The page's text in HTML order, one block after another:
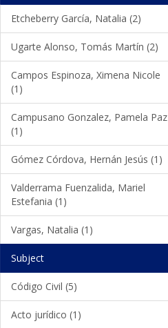
Etcheberry García, Natalia (2)
Ugarte Alonso, Tomás Martín (2)
Campos Espinoza, Ximena Nicole
(1)
Campusano Gonzalez, Pamela Paz
(1)
Gómez Córdova, Hernán Jesús (1)
Valderrama Fuenzalida, Mariel
Estefania (1)
Vargas, Natalia (1)
Subject
Código Civil (5)
Acto jurídico (1)